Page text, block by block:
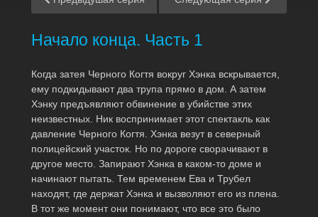
Начало конца. Часть 1
Когда затея Черного Когтя вокруг Хэнка вскрывается,
ему подкидывают два трупа прямо в дом. А затем
Хэнку предъявляют обвинение в убийстве этих
неизвестных. Ник воспринимает этот спектакль как
давление Черного Когтя. Хэнка везут в северный
полицейский участок. Но по дороге сворачивают в
другое место. Запирают Хэнка в каком-то доме и
начинают пытать. Тем временем Ева и Трубел
находят, где держат Хэнка и вызволяют его из плена.
В тот же момент они понимают, что все это было